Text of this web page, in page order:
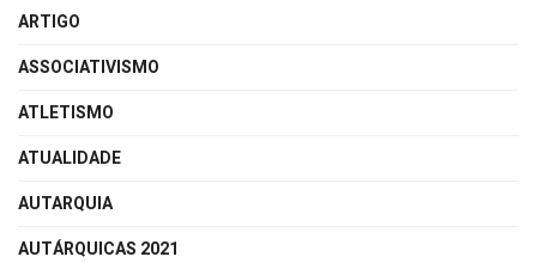
ARTIGO
ASSOCIATIVISMO
ATLETISMO
ATUALIDADE
AUTARQUIA
AUTÁRQUICAS 2021